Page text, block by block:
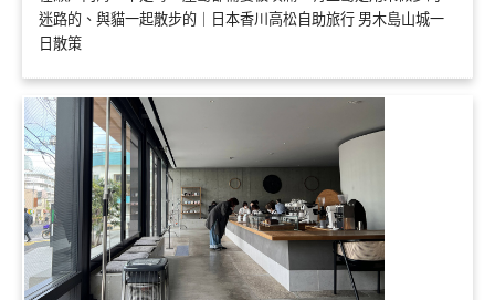
迷路的、與貓一起散步的｜日本香川高松自助旅行 男木島山城一
日散策